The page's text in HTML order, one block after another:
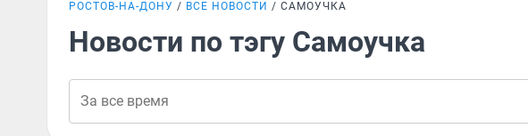
РОСТОВ-НА-ДОНУ ВСЕ НОВОСТИ САМОУЧКА
Новости по тэгу Самоучка